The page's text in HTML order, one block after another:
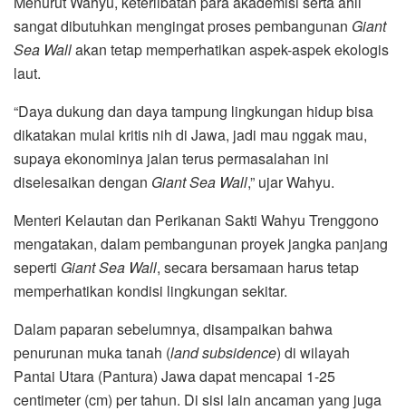
sangat dibutuhkan mengingat proses pembangunan Giant
Sea Wallakan tetap memperhatikan aspek-aspek ekologis
laut.
“Daya dukung dan daya tampung lingkungan hidup bisa
dikatakan mulai kritis nih di Jawa, jadi mau nggak mau,
supaya ekonominya jalan terus permasalahan ini
diselesaikan dengan Giant Sea Wall,” ujar Wahyu.
Menteri Kelautan dan Perikanan Sakti Wahyu Trenggono
mengatakan, dalam pembangunan proyek jangka panjang
seperti Giant Sea Wall, secara bersamaan harus tetap
memperhatikan kondisi lingkungan sekitar.
Dalam paparan sebelumnya, disampaikan bahwa
penurunan muka tanah (land subsidence) di wilayah
Pantai Utara (Pantura) Jawa dapat mencapai 1-25
centimeter (cm) per tahun. Di sisi lain ancaman yang juga